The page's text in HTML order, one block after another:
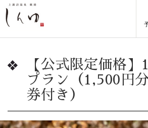
【公式限定価格
プラン（1,500円
券付き）